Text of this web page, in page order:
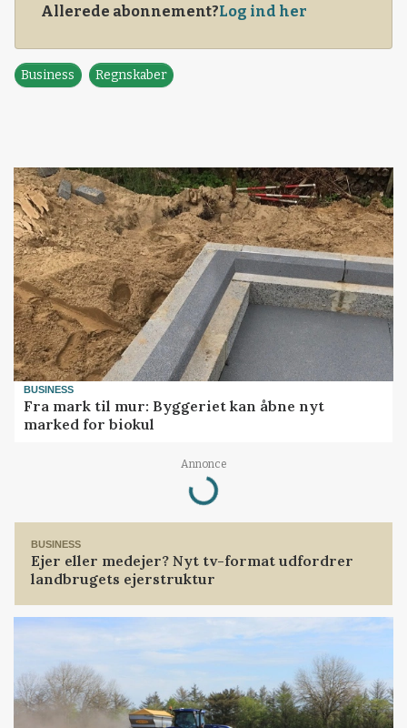
Allerede abonnement?Log ind her
Business Regnskaber
BUSINESS
Fra mark til mur: Byggeriet kan åbne nyt
marked for biokul
Annonce
Loading...
BUSINESS
Ejer eller medejer? Nyt tv-format udfordrer
landbrugets ejerstruktur